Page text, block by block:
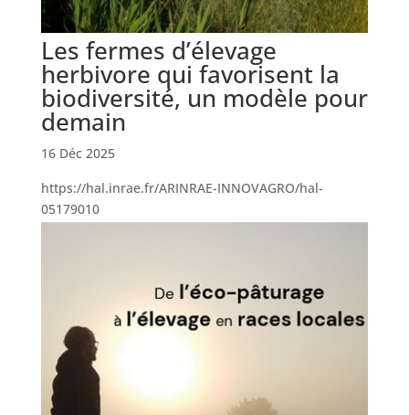
Les fermes d’élevage
herbivore qui favorisent la
biodiversité, un modèle pour
demain
16 Déc 2025
https://hal.inrae.fr/ARINRAE-INNOVAGRO/hal-
05179010